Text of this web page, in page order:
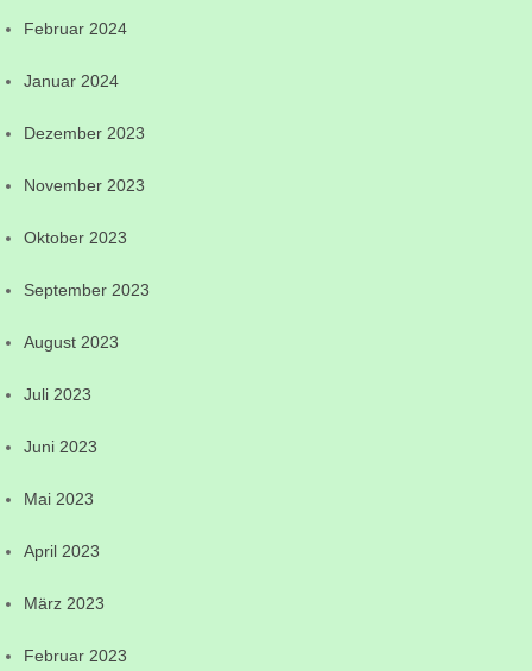
Februar 2024
Januar 2024
Dezember 2023
November 2023
Oktober 2023
September 2023
August 2023
Juli 2023
Juni 2023
Mai 2023
April 2023
März 2023
Februar 2023